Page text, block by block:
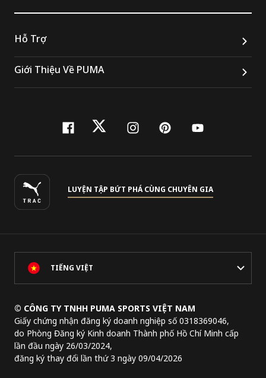
Hỗ Trợ
Giới Thiệu Về PUMA
facebook
twitterinstagram
pinterest
youtube
LUYỆN TẬP BỨT PHÁ CÙNG CHUYÊN GIA
TIẾNG VIỆT
© CÔNG TY TNHH PUMA SPORTS VIỆT NAM
Giấy chứng nhận đăng ký doanh nghiệp số 0318369046,
do Phòng Đăng ký Kinh doanh Thành phố Hồ Chí Minh cấp
lần đầu ngày 26/03/2024,
đăng ký thay đổi lần thứ 3 ngày 09/04/2026